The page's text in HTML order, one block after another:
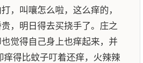
，叫嚷怎么啦，这么痒的，
，明日得去买挠手了。庄之
觉得自己身上也痒起来，并
痒得比蚊子叮着还痒，火辣辣